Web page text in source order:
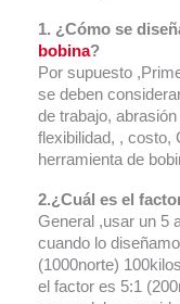
1. ¿Cómo se
bobina?
Por supuesto
se deben
de trabajo,
flexibilidad, , costo,
herramienta de
2.¿Cuál es el
General ,usar un 5
cuando lo
(1000norte)
el factor es 5:1